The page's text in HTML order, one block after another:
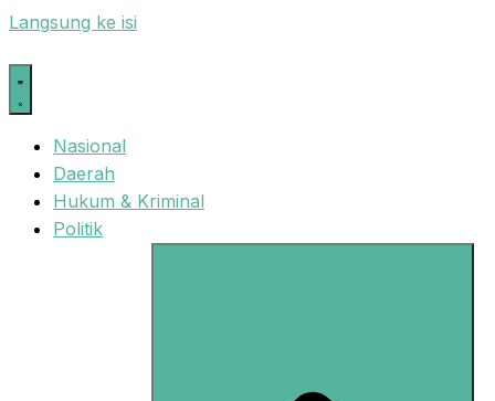
Langsung ke isi
Nasional
Daerah
Hukum & Kriminal
Politik